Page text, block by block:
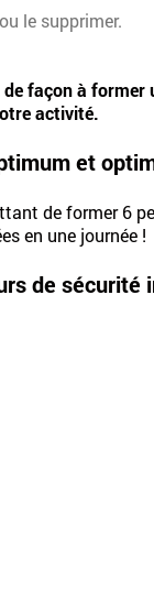
le supprimer.
façon à
activité.
et
de former 6
en une journée !
de sécurité